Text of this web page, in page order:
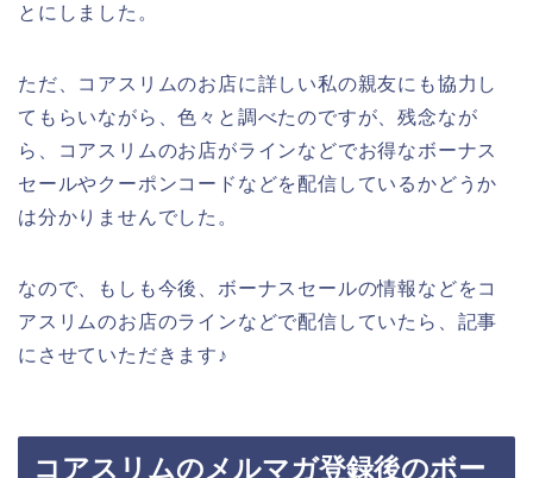
とにしました。
ただ、コアスリムのお店に詳しい私の親友にも協力し
てもらいながら、色々と調べたのですが、残念なが
ら、コアスリムのお店がラインなどでお得なボーナス
セールやクーポンコードなどを配信しているかどうか
は分かりませんでした。
なので、もしも今後、ボーナスセールの情報などをコ
アスリムのお店のラインなどで配信していたら、記事
にさせていただきます♪
コアスリムのメルマガ登録後のボー